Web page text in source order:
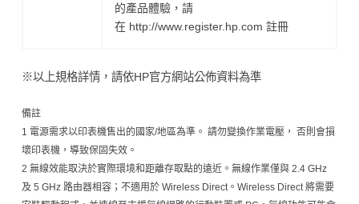
的產品體驗，請
在 http://www.register.hp.com 註冊
※以上規格詳情，請依HP官方網站公佈資料為準
備註
1 電源需求以印表機售出的國家/地區為準。 請勿變換作業電壓， 否則會損
壞印表機，導致保固失效。
2 無線效能取決於實際環境和距離存取點的遠近。無線作業僅與 2.4 GHz
及 5 GHz 路由器相容；不適用於 Wireless Direct。Wireless Direct 將需要